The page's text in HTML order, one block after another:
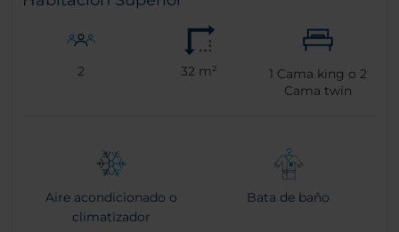
2 32 m² 1 Cama king o 2
Cama twin
Aire acondicionado o
climatizador
Bata de baño